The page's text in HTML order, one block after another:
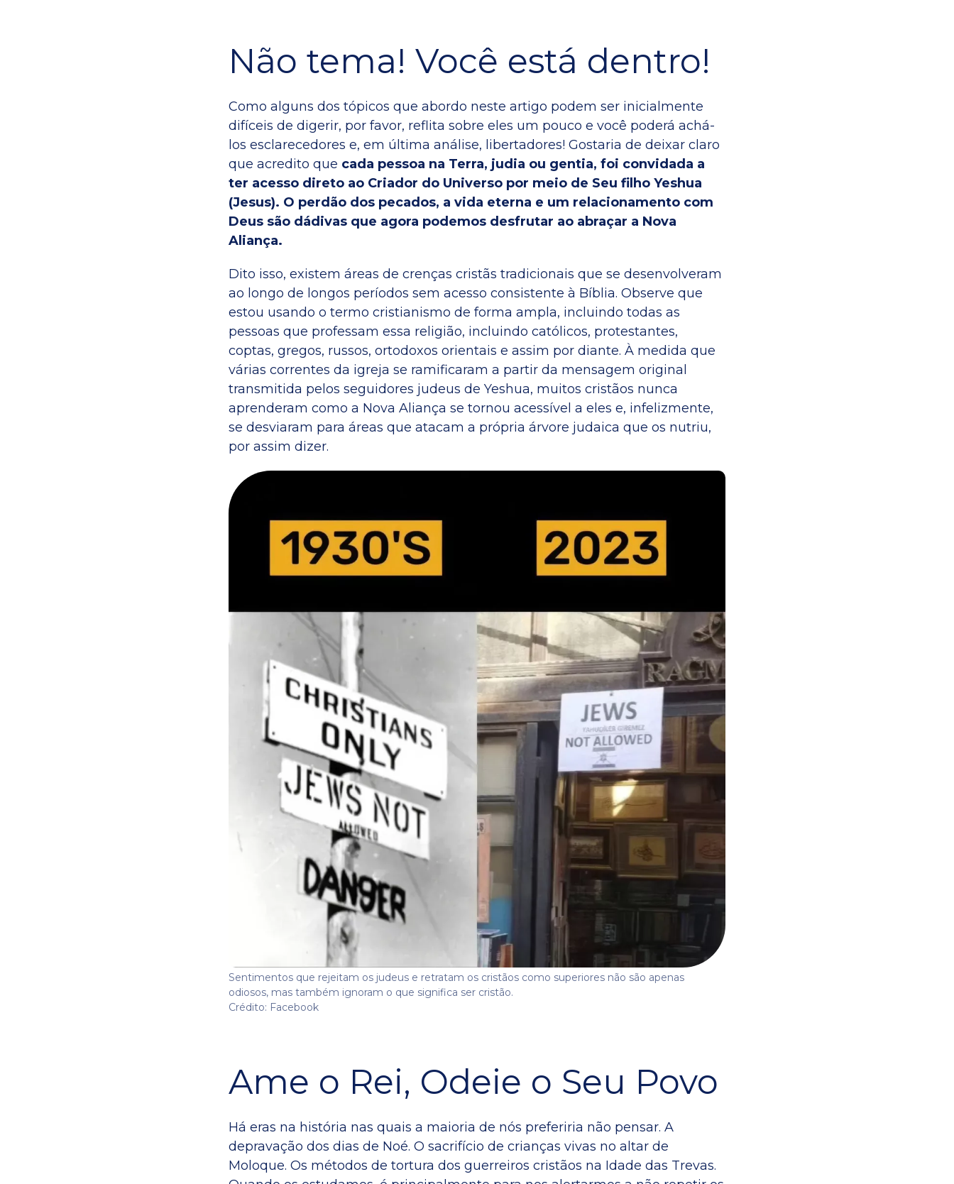
Não tema! Você está dentro!
Como alguns dos tópicos que abordo neste artigo podem ser inicialmente
difíceis de digerir, por favor, reflita sobre eles um pouco e você poderá achá-
los esclarecedores e, em última análise, libertadores! Gostaria de deixar claro
que acredito que cada pessoa na Terra, judia ou gentia, foi convidada a
ter acesso direto ao Criador do Universo por meio de Seu filho Yeshua
(Jesus). O perdão dos pecados, a vida eterna e um relacionamento com
Deus são dádivas que agora podemos desfrutar ao abraçar a Nova
Aliança.
Dito isso, existem áreas de crenças cristãs tradicionais que se desenvolveram
ao longo de longos períodos sem acesso consistente à Bíblia. Observe que
estou usando o termo cristianismo de forma ampla, incluindo todas as
pessoas que professam essa religião, incluindo católicos, protestantes,
coptas, gregos, russos, ortodoxos orientais e assim por diante. À medida que
várias correntes da igreja se ramificaram a partir da mensagem original
transmitida pelos seguidores judeus de Yeshua, muitos cristãos nunca
aprenderam como a Nova Aliança se tornou acessível a eles e, infelizmente,
se desviaram para áreas que atacam a própria árvore judaica que os nutriu,
por assim dizer.
Sentimentos que rejeitam os judeus e retratam os cristãos como superiores não são apenas
odiosos, mas também ignoram o que significa ser cristão.
Crédito: Facebook
Ame o Rei, Odeie o Seu Povo
Há eras na história nas quais a maioria de nós preferiria não pensar. A
depravação dos dias de Noé. O sacrifício de crianças vivas no altar de
Moloque. Os métodos de tortura dos guerreiros cristãos na Idade das Trevas.